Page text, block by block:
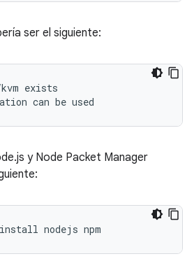
ser el siguiente:
exists
can be used
y Node Packet Manager